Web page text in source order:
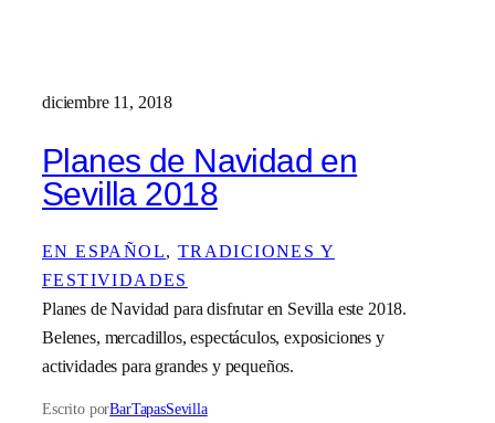
diciembre 11, 2018
Planes de Navidad en
Sevilla 2018
EN ESPAÑOL, TRADICIONES Y
FESTIVIDADES
Planes de Navidad para disfrutar en Sevilla este 2018.
Belenes, mercadillos, espectáculos, exposiciones y
actividades para grandes y pequeños.
Escrito porBarTapasSevilla